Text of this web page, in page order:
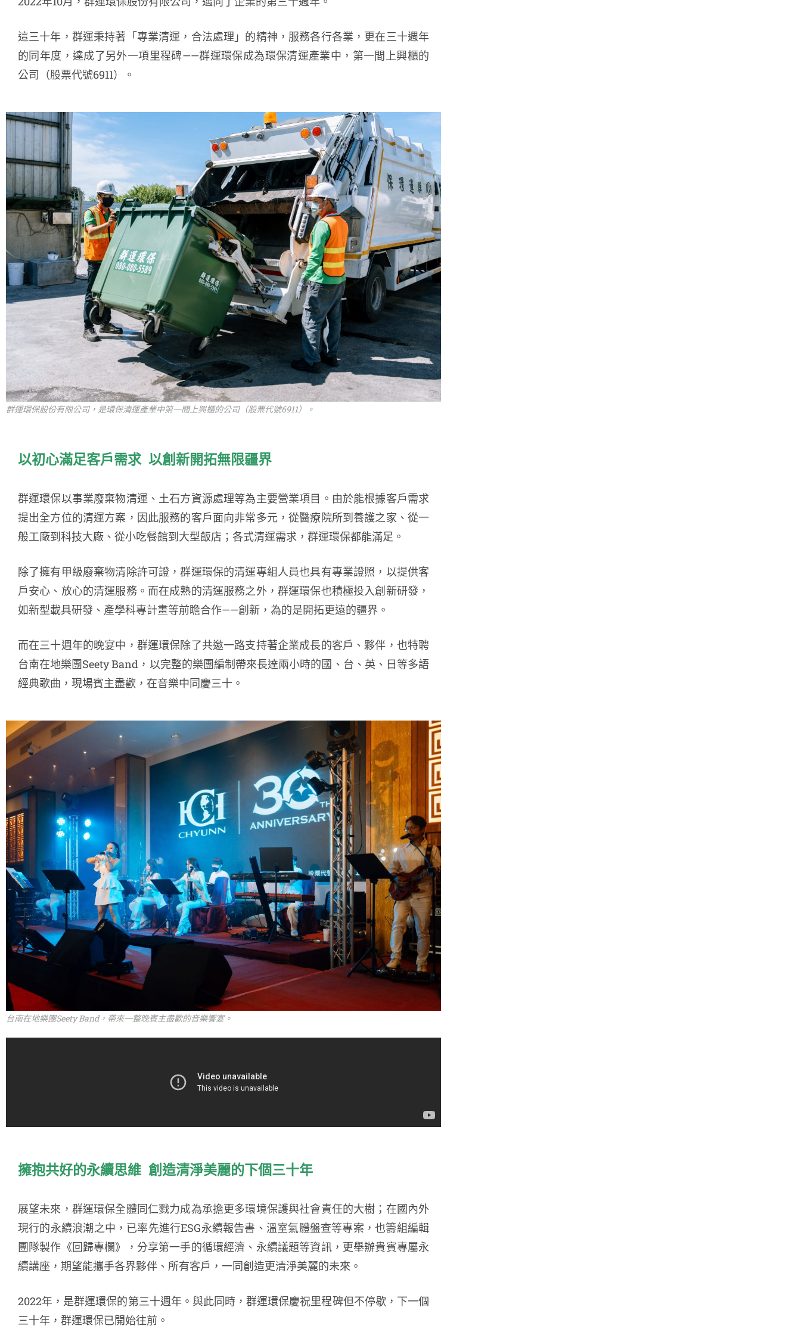
這三十年，群運秉持著「專業清運，合法處理」的精神，服務各行各業，更在三十週年
的同年度，達成了另外一項里程碑——群運環保成為環保清運產業中，第一間上興櫃的
公司（股票代號6911）。
群運環保股份有限公司，是環保清運產業中第一間上興櫃的公司（股票代號6911）。
以初心滿足客戶需求 以創新開拓無限疆界
群運環保以事業廢棄物清運、土石方資源處理等為主要營業項目。由於能根據客戶需求
提出全方位的清運方案，因此服務的客戶面向非常多元，從醫療院所到養護之家、從一
般工廠到科技大廠、從小吃餐館到大型飯店；各式清運需求，群運環保都能滿足。
除了擁有甲級廢棄物清除許可證，群運環保的清運專組人員也具有專業證照，以提供客
戶安心、放心的清運服務。而在成熟的清運服務之外，群運環保也積極投入創新研發，
如新型載具研發、產學科專計畫等前瞻合作——創新，為的是開拓更遠的疆界。
而在三十週年的晚宴中，群運環保除了共邀一路支持著企業成長的客戶、夥伴，也特聘
台南在地樂團Seety Band，以完整的樂團編制帶來長達兩小時的國、台、英、日等多語
經典歌曲，現場賓主盡歡，在音樂中同慶三十。
台南在地樂團Seety Band，帶來一整晚賓主盡歡的音樂饗宴。
擁抱共好的永續思維 創造清淨美麗的下個三十年
展望未來，群運環保全體同仁戮力成為承擔更多環境保護與社會責任的大樹；在國內外
現行的永續浪潮之中，已率先進行ESG永續報告書、溫室氣體盤查等專案，也籌組編輯
團隊製作《回歸專欄》，分享第一手的循環經濟、永續議題等資訊，更舉辦貴賓專屬永
續講座，期望能攜手各界夥伴、所有客戶，一同創造更清淨美麗的未來。
2022年，是群運環保的第三十週年。與此同時，群運環保慶祝里程碑但不停歇，下一個
三十年，群運環保已開始往前。